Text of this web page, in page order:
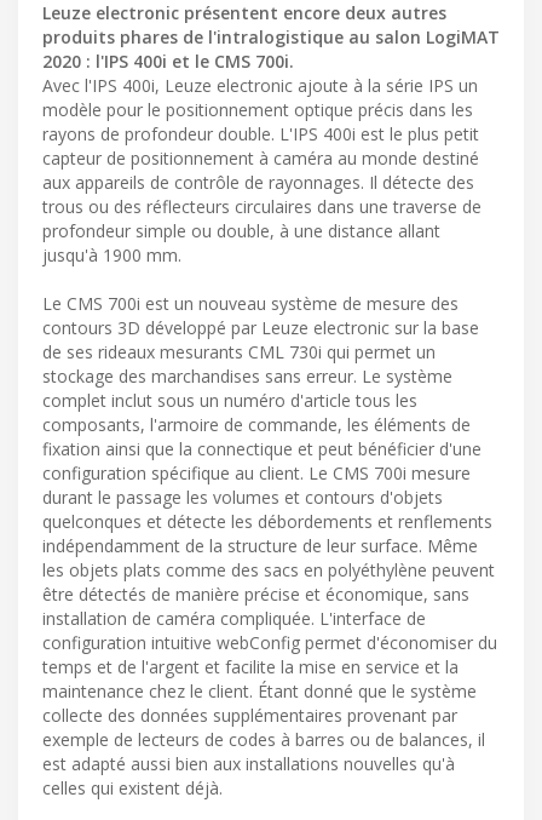
Leuze electronic présentent encore deux autres
produits phares de l'intralogistique au salon LogiMAT
2020 : l'IPS 400i et le CMS 700i.
Avec l'IPS 400i, Leuze electronic ajoute à la série IPS un
modèle pour le positionnement optique précis dans les
rayons de profondeur double. L'IPS 400i est le plus petit
capteur de positionnement à caméra au monde destiné
aux appareils de contrôle de rayonnages. Il détecte des
trous ou des réflecteurs circulaires dans une traverse de
profondeur simple ou double, à une distance allant
jusqu'à 1900 mm.
Le CMS 700i est un nouveau système de mesure des
contours 3D développé par Leuze electronic sur la base
de ses rideaux mesurants CML 730i qui permet un
stockage des marchandises sans erreur. Le système
complet inclut sous un numéro d'article tous les
composants, l'armoire de commande, les éléments de
fixation ainsi que la connectique et peut bénéficier d'une
configuration spécifique au client. Le CMS 700i mesure
durant le passage les volumes et contours d'objets
quelconques et détecte les débordements et renflements
indépendamment de la structure de leur surface. Même
les objets plats comme des sacs en polyéthylène peuvent
être détectés de manière précise et économique, sans
installation de caméra compliquée. L'interface de
configuration intuitive webConfig permet d'économiser du
temps et de l'argent et facilite la mise en service et la
maintenance chez le client. Étant donné que le système
collecte des données supplémentaires provenant par
exemple de lecteurs de codes à barres ou de balances, il
est adapté aussi bien aux installations nouvelles qu'à
celles qui existent déjà.